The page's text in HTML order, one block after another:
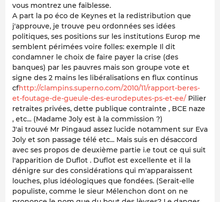
vous montrez une faiblesse.
A part la po éco de Keynes et la redistribution que
j'approuve, je trouve peu ordonnées ses idées
politiques, ses positions sur les institutions Europ me
semblent périmées voire folles: exemple Il dit
condamner le choix de faire payer la crise (des
banques) par les pauvres mais son groupe vote et
signe des 2 mains les libéralisations en flux continus
cfhttp://clampins.superno.com/2010/11/rapport-beres-
et-foutage-de-gueule-des-eurodeputes-ps-et-ee/ Pilier
retraites privées, dette publique contrainte , BCE naze
, etc... (Madame Joly est à la commission ?)
J'ai trouvé Mr Pingaud assez lucide notamment sur Eva
Joly et son passage télé etc... Mais suis en désaccord
avec ses propos de deuxième partie i.e tout ce qui suit
l'apparition de Duflot . Duflot est excellente et il la
dénigre sur des considérations qui m'apparaissent
louches, plus idéologiques que fondées. (Serait-elle
populiste, comme le sieur Mélenchon dont on ne